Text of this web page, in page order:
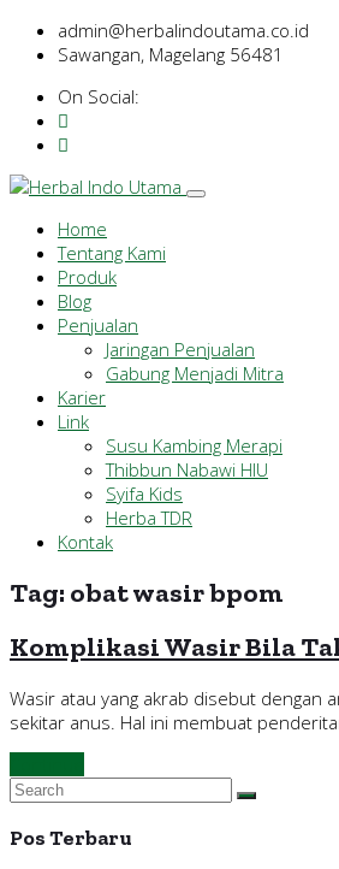
admin@herbalindoutama.co.id
Sawangan, Magelang 56481
On Social:
Home
Tentang Kami
Produk
Blog
Penjualan
Jaringan Penjualan
Gabung Menjadi Mitra
Karier
Link
Susu Kambing Merapi
Thibbun Nabawi HIU
Syifa Kids
Herba TDR
Kontak
Tag: obat wasir bpom
Komplikasi Wasir Bila
Wasir atau yang akrab disebut dengan
sekitar anus. Hal ini membuat
Pos Terbaru